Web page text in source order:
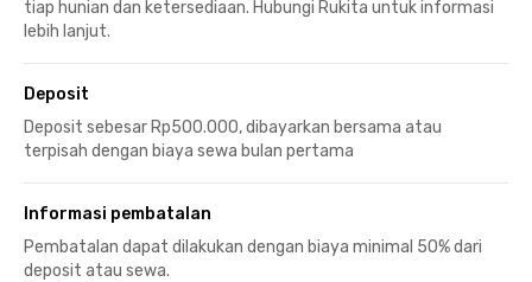
tiap hunian dan ketersediaan. Hubungi Rukita untuk informasi
lebih lanjut.
Deposit
Deposit sebesar Rp500.000, dibayarkan bersama atau
terpisah dengan biaya sewa bulan pertama
Informasi pembatalan
Pembatalan dapat dilakukan dengan biaya minimal 50% dari
deposit atau sewa.